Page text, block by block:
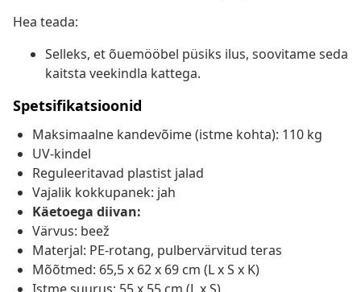
Hea teada:
Selleks, et õuemööbel püsiks ilus, soovitame seda
kaitsta veekindla kattega.
Spetsifikatsioonid
Maksimaalne kandevõime (istme kohta): 110 kg
UV-kindel
Reguleeritavad plastist jalad
Vajalik kokkupanek: jah
Käetoega diivan:
Värvus: beež
Materjal: PE-rotang, pulbervärvitud teras
Mõõtmed: 65,5 x 62 x 69 cm (L x S x K)